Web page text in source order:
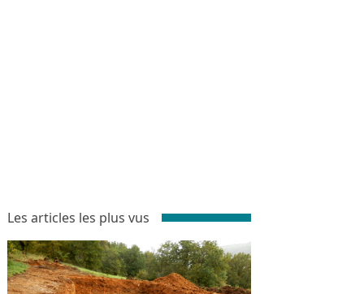
Les articles les plus vus